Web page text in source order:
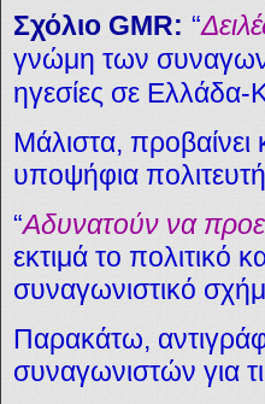
Σχόλιο GMR: “
γνώμη των
ηγεσίες σε
Μάλιστα, προβαίνει
υποψήφια
“Αδυνατούν να
εκτιμά το πολιτικό
συναγωνιστικό
Παρακάτω,
συναγωνιστών για